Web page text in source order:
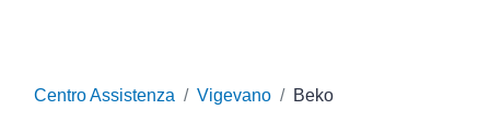
Centro Assistenza Vigevano Beko